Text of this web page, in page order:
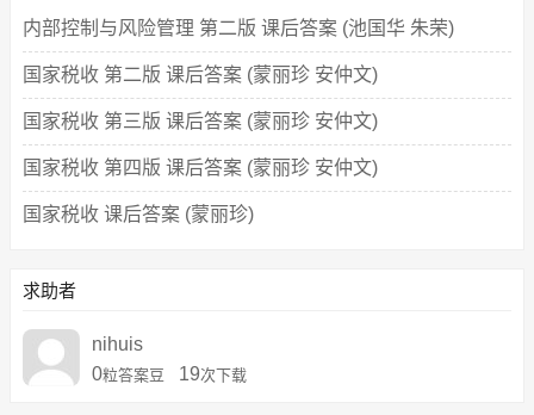
内部控制与风险管理 第二版 课后答案 (池国华 朱荣)
国家税收 第二版 课后答案 (蒙丽珍 安仲文)
国家税收 第三版 课后答案 (蒙丽珍 安仲文)
国家税收 第四版 课后答案 (蒙丽珍 安仲文)
国家税收 课后答案 (蒙丽珍)
求助者
nihuis
0粒答案豆 19次下载